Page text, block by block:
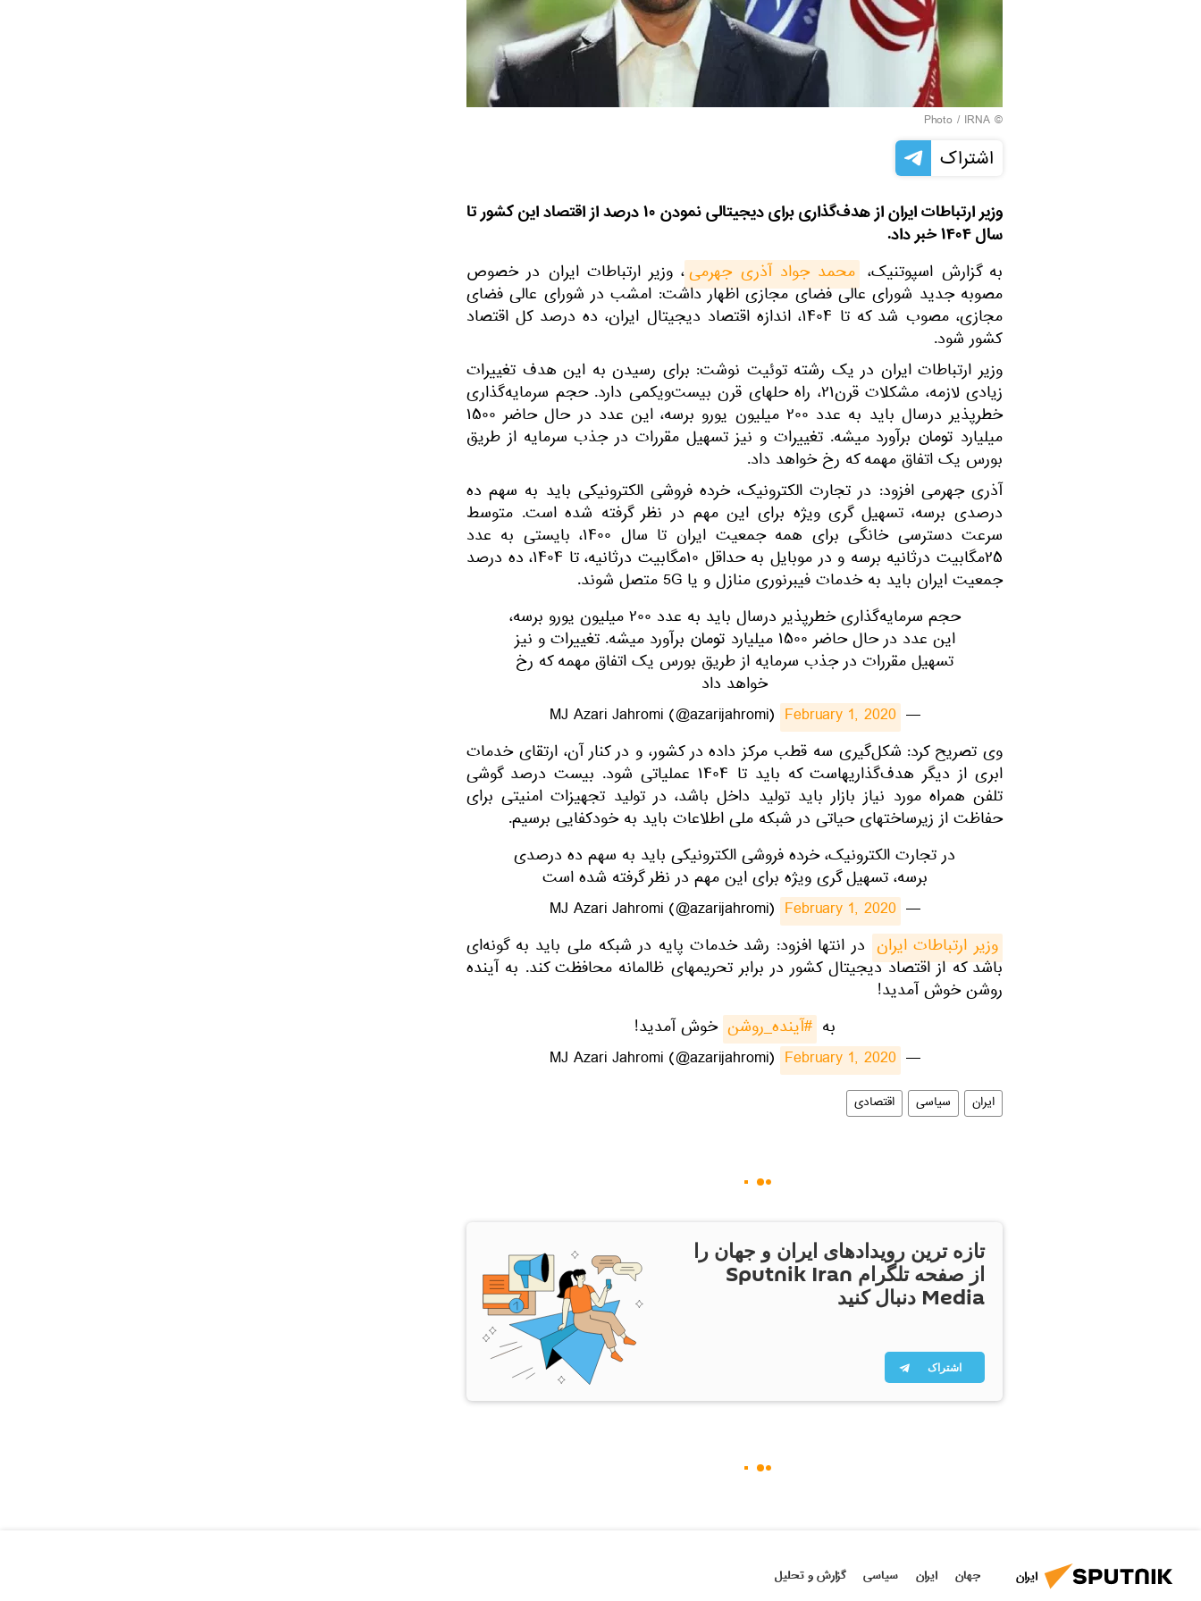
© Photo /
IRNA
اشتراک
وزیر ارتباطات ایران از هدف‌گذاری برای دیجیتالی نمودن ۱۰ درصد از اقتصاد این کشور تا
سال ۱۴۰۴ خبر داد.
به گزارش اسپوتنیک، محمد جواد آذری جهرمی، وزیر ارتباطات ایران در خصوص
مصوبه جدید شورای عالی فضای مجازی اظهار داشت: امشب در شورای عالی فضای
مجازی، مصوب شد که تا ۱۴۰۴، اندازه اقتصاد دیجیتال ایران، ده درصد کل اقتصاد
کشور شود.
وزیر ارتباطات ایران در یک رشته توئیت نوشت: برای رسیدن به این هدف تغییرات
زیادی لازمه، مشکلات قرن۲۱، راه حلهای قرن بیست‌ویکمی دارد. حجم سرمایه‌گذاری
خطرپذیر درسال باید به عدد ۲۰۰ میلیون یورو برسه، این عدد در حال حاضر ۱۵۰۰
میلیارد تومان برآورد میشه. تغییرات و نیز تسهیل مقررات در جذب سرمایه از طریق
بورس یک اتفاق مهمه که رخ خواهد داد.
​آذری جهرمی افزود: در تجارت الکترونیک، خرده فروشی الکترونیکی باید به سهم ده
درصدی برسه، تسهیل گری ویژه برای این مهم در نظر گرفته شده است. متوسط
سرعت دسترسی خانگی برای همه جمعیت ایران تا سال ۱۴۰۰، بایستی به عدد
۲۵مگابیت درثانیه برسه و در موبایل به حداقل ۱۰مگابیت درثانیه، تا ۱۴۰۴، ده درصد
جمعیت ایران باید به خدمات فیبرنوری منازل و یا 5G متصل شوند.
حجم سرمایه‌گذاری خطرپذیر درسال باید به عدد ۲۰۰ میلیون یورو برسه،
این عدد در حال حاضر ۱۵۰۰ میلیارد تومان برآورد میشه. تغییرات و نیز
تسهیل مقررات در جذب سرمایه از طریق بورس یک اتفاق مهمه که رخ
خواهد داد
— MJ Azari Jahromi (@azarijahromi)
February 1, 2020
​وی تصریح کرد: شکل‌گیری سه قطب مرکز داده در کشور، و در کنار آن، ارتقای خدمات
ابری از دیگر هدف‌گذاریهاست که باید تا ۱۴۰۴ عملیاتی شود. بیست درصد گوشی
تلفن همراه مورد نیاز بازار باید تولید داخل باشد، در تولید تجهیزات امنیتی برای
حفاظت از زیرساختهای حیاتی در شبکه ملی اطلاعات باید به خودکفایی برسیم.
در تجارت الکترونیک، خرده فروشی الکترونیکی باید به سهم ده درصدی
برسه، تسهیل گری ویژه برای این مهم در نظر گرفته شده است
— MJ Azari Jahromi (@azarijahromi)
February 1, 2020
​وزیر ارتباطات ایران در انتها افزود: رشد خدمات پایه در شبکه ملی باید به گونه‌ای
باشد که از اقتصاد دیجیتال کشور در برابر تحریمهای ظالمانه محافظت کند. به آینده
روشن خوش آمدید!
به #آینده_روشن خوش آمدید!
— MJ Azari Jahromi (@azarijahromi)
February 1, 2020
ایران سیاسی اقتصادی
تازه ترین رویدادهای ایران و جهان را
از صفحه تلگرام Sputnik Iran
Media دنبال کنید
اشتراک
ایران جهان ایران سیاسی گزارش و تحلیل